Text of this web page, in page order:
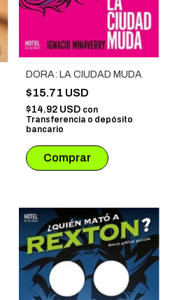
DORA: LA CIUDAD MUDA
$15.71 USD
$14.92 USD con
Transferencia o depósito
bancario